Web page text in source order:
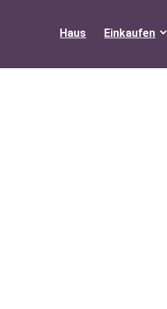
Haus Einkaufen